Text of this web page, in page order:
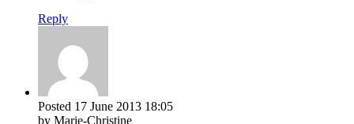
Reply
Posted 17 June 2013 18:05
by Marie-Christine